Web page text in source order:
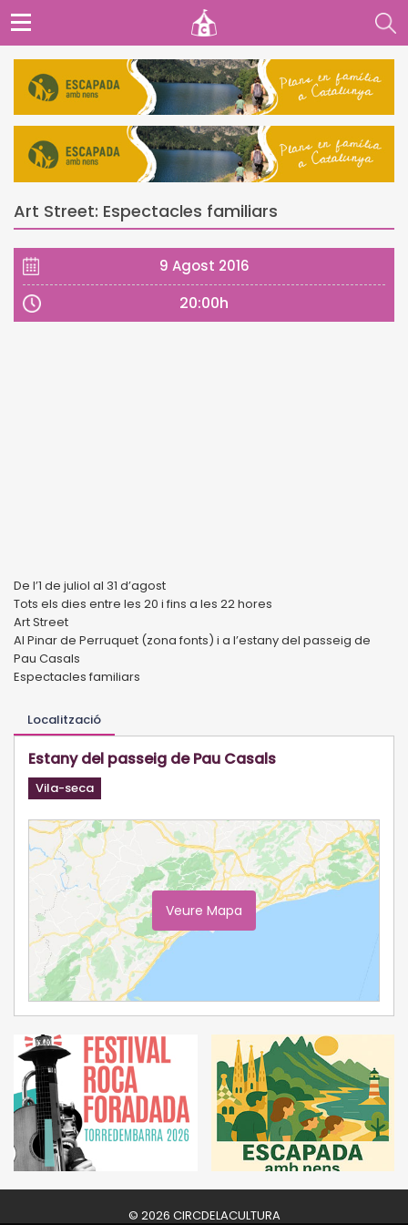
Art Street: Espectacles familiars
9 Agost 2016
20:00h
De l’1 de juliol al 31 d’agost
Tots els dies entre les 20 i fins a les 22 hores
Art Street
Al Pinar de Perruquet (zona fonts) i a l’estany del passeig de
Pau Casals
Espectacles familiars
Localització
Estany del passeig de Pau Casals
Vila-seca
Veure Mapa
© 2026 CIRCDELACULTURA